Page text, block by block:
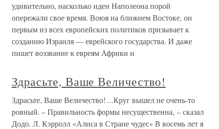
удивительно, насколько идеи Наполеона порой
опережали свое время. Воюя на ближнем Востоке, он
первым из всех европейских политиков призывает к
созданию Израиля — еврейского государства. И даже
пишет воззвание к евреям Африки и
Здрасьте, Ваше Величество!
Здрасьте, Ваше Величество! ...Круг вышел не очень-то
ровный. – Правильность формы несущественна, – сказал
Додо. Л. Кэрролл «Алиса в Стране чудес» В восемь лет я